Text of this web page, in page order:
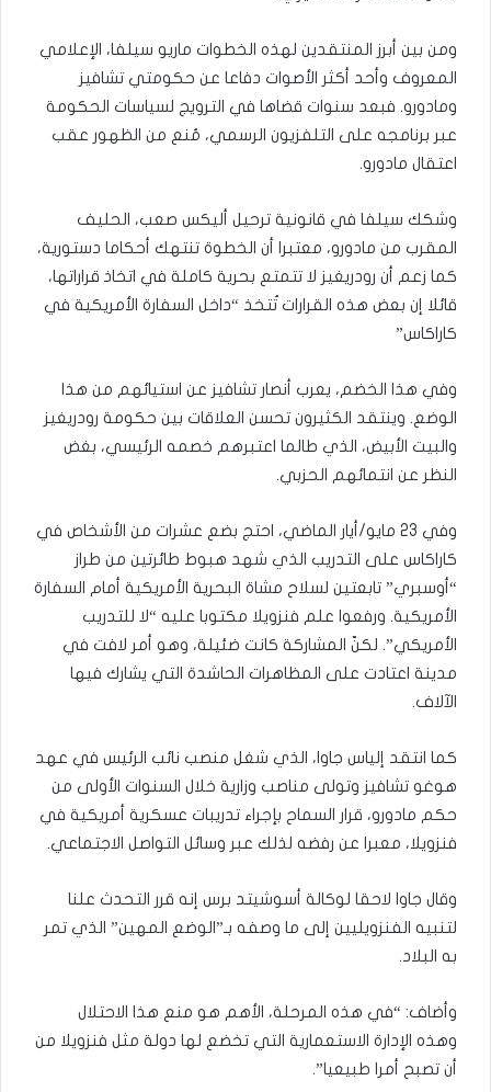
ومن بين أبرز المنتقدين لهذه الخطوات ماريو سيلفا، الإعلامي
المعروف وأحد أكثر الأصوات دفاعا عن حكومتي تشافيز
ومادورو. فبعد سنوات قضاها في الترويج لسياسات الحكومة
عبر برنامجه على التلفزيون الرسمي، مُنع من الظهور عقب
اعتقال مادورو.
وشكك سيلفا في قانونية ترحيل أليكس صعب، الحليف
المقرب من مادورو، معتبرا أن الخطوة تنتهك أحكاما دستورية،
كما زعم أن رودريغيز لا تتمتع بحرية كاملة في اتخاذ قراراتها،
قائلا إن بعض هذه القرارات تُتخذ “داخل السفارة الأمريكية في
كاراكاس”
وفي هذا الخضم، يعرب أنصار تشافيز عن استيائهم من هذا
الوضع. وينتقد الكثيرون تحسن العلاقات بين حكومة رودريغيز
والبيت الأبيض، الذي طالما اعتبرهم خصمه الرئيسي، بغض
النظر عن انتمائهم الحزبي.
وفي 23 مايو/أيار الماضي، احتج بضع عشرات من الأشخاص في
كاراكاس على التدريب الذي شهد هبوط طائرتين من طراز
“أوسبري” تابعتين لسلاح مشاة البحرية الأمريكية أمام السفارة
الأمريكية. ورفعوا علم فنزويلا مكتوبا عليه “لا للتدريب
الأمريكي”. لكنّ المشاركة كانت ضئيلة، وهو أمر لافت في
مدينة اعتادت على المظاهرات الحاشدة التي يشارك فيها
الآلاف.
كما انتقد إلياس جاوا، الذي شغل منصب نائب الرئيس في عهد
هوغو تشافيز وتولى مناصب وزارية خلال السنوات الأولى من
حكم مادورو، قرار السماح بإجراء تدريبات عسكرية أمريكية في
فنزويلا، معبرا عن رفضه لذلك عبر وسائل التواصل الاجتماعي.
وقال جاوا لاحقا لوكالة أسوشيتد برس إنه قرر التحدث علنا
لتنبيه الفنزويليين إلى ما وصفه بـ”الوضع المهين” الذي تمر
به البلاد.
وأضاف: “في هذه المرحلة، الأهم هو منع هذا الاحتلال
وهذه الإدارة الاستعمارية التي تخضع لها دولة مثل فنزويلا من
أن تصبح أمرا طبيعيا”.